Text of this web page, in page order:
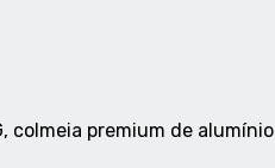
colmeia premium de alumínio